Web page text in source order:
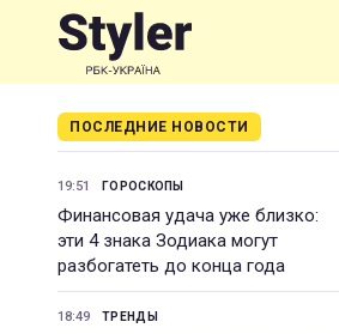
ПОСЛЕДНИЕ НОВОСТИ
19:51 ГОРОСКОПЫ
Финансовая удача уже близко:
эти 4 знака Зодиака могут
разбогатеть до конца года
18:49 ТРЕНДЫ